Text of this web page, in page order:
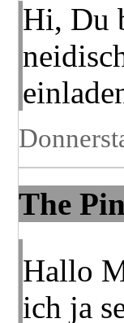
Hi, Du
The
Hallo
ich ja